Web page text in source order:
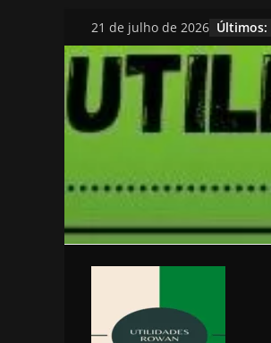
Pular
para
o
conteúdo
21 de julho de 2026 Últimos: